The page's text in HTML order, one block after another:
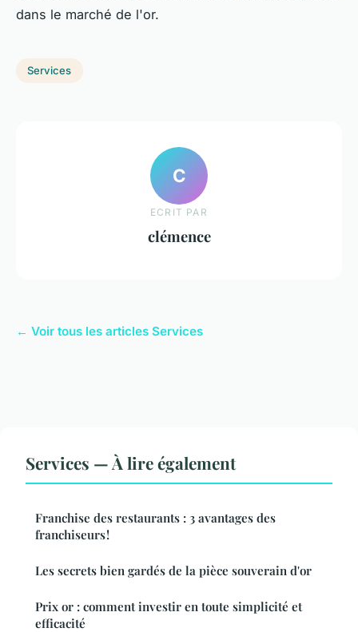
dans le marché de l'or.
Services
C
ECRIT PAR
clémence
← Voir tous les articles Services
Services — À lire également
Franchise des restaurants : 3 avantages des
franchiseurs !
Les secrets bien gardés de la pièce souverain d'or
Prix or : comment investir en toute simplicité et
efficacité